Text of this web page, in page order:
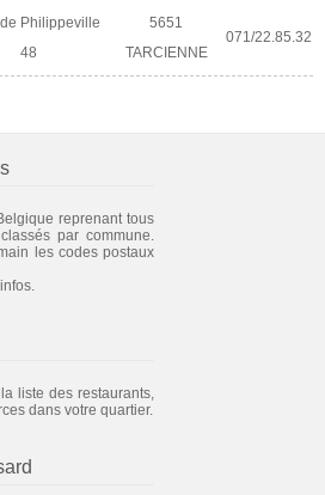
Philippeville
48
5651
TARCIENNE
071/22.85.32
reprenant tous
par commune.
les codes postaux
liste des restaurants,
dans votre quartier.